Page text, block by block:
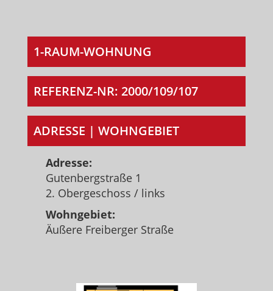
1-RAUM-WOHNUNG
REFERENZ-NR: 2000/109/107
ADRESSE | WOHNGEBIET
Adresse:
Gutenbergstraße 1
2. Obergeschoss / links
Wohngebiet:
Äußere Freiberger Straße